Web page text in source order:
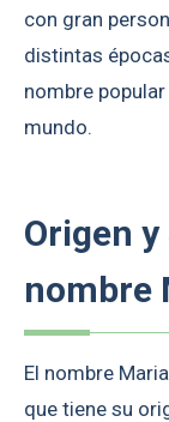
con gran
distintas
nombre
mundo.
Origen
nombre
El nombre
que tiene su